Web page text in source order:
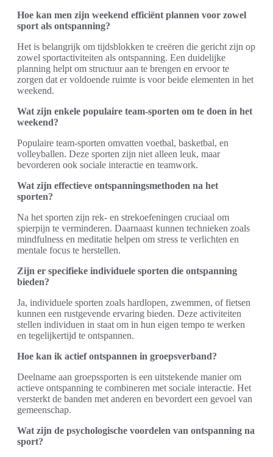
Hoe kan men zijn weekend efficiënt plannen voor zowel
sport als ontspanning?
Het is belangrijk om tijdsblokken te creëren die gericht zijn op
zowel sportactiviteiten als ontspanning. Een duidelijke
planning helpt om structuur aan te brengen en ervoor te
zorgen dat er voldoende ruimte is voor beide elementen in het
weekend.
Wat zijn enkele populaire team-sporten om te doen in het
weekend?
Populaire team-sporten omvatten voetbal, basketbal, en
volleyballen. Deze sporten zijn niet alleen leuk, maar
bevorderen ook sociale interactie en teamwork.
Wat zijn effectieve ontspanningsmethoden na het
sporten?
Na het sporten zijn rek- en strekoefeningen cruciaal om
spierpijn te verminderen. Daarnaast kunnen technieken zoals
mindfulness en meditatie helpen om stress te verlichten en
mentale focus te herstellen.
Zijn er specifieke individuele sporten die ontspanning
bieden?
Ja, individuele sporten zoals hardlopen, zwemmen, of fietsen
kunnen een rustgevende ervaring bieden. Deze activiteiten
stellen individuen in staat om in hun eigen tempo te werken
en tegelijkertijd te ontspannen.
Hoe kan ik actief ontspannen in groepsverband?
Deelname aan groepssporten is een uitstekende manier om
actieve ontspanning te combineren met sociale interactie. Het
versterkt de banden met anderen en bevordert een gevoel van
gemeenschap.
Wat zijn de psychologische voordelen van ontspanning na
sport?